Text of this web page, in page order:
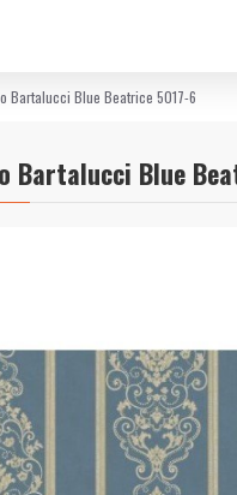
Bartalucci Blue Beatrice 5017-6
Bartalucci Blue